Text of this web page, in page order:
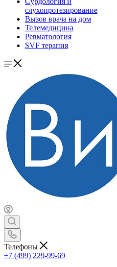
слухопротезирование
Вызов врача на дом
Телемедицина
Ревматология
SVF терапия
Телефоны
+7 (499) 229-99-69